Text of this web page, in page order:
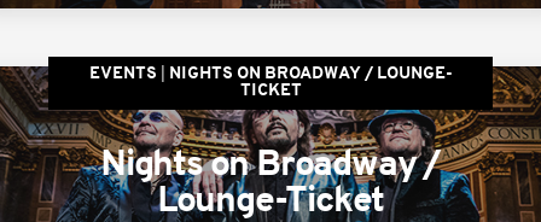
EVENTS
NIGHTS ON BROADWAY / LOUNGE-
TICKET
Nights on Broadway /
Lounge-Ticket